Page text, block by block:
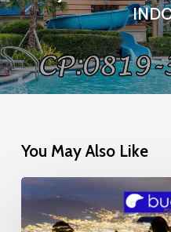
You May Also Like
Mosaic
Glow